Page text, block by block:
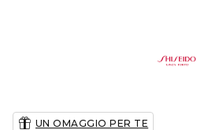
UN OMAGGIO PER TE